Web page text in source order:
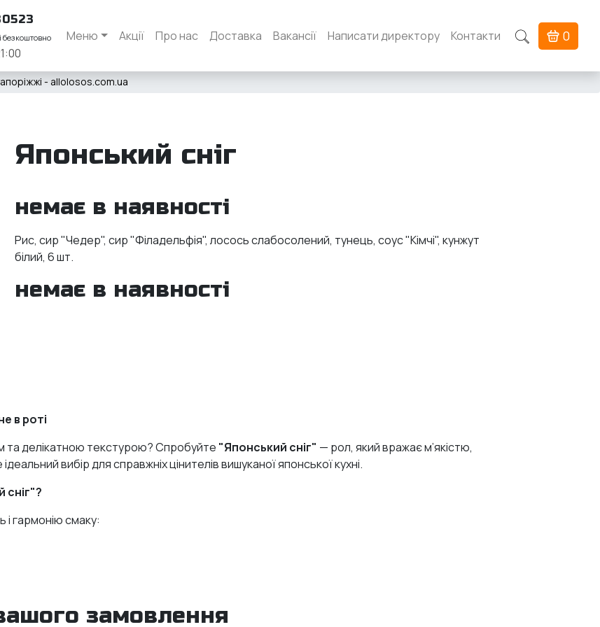
безкоштовно Меню Акції Про нас Доставка Вакансії Написати директору Контакти 0
- allolosos.com.ua
Японський сніг
немає в наявності
Рис, сир "Чедер", cир "Філадельфія", лосось слабосолений, тунець, соус "Кімчі", кунжут
білий, 6 шт.
немає в наявності
в роті
та делікатною текстурою? Спробуйте "Японський сніг" — рол, який вражає м’якістю,
вибір для справжніх цінителів вишуканої японської кухні.
гармонію смаку:
замовлення